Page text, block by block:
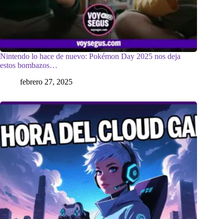
Nintendo lo hace de nuevo: Pokémon Day 2025 nos deja
estos bombazos…
febrero 27, 2025